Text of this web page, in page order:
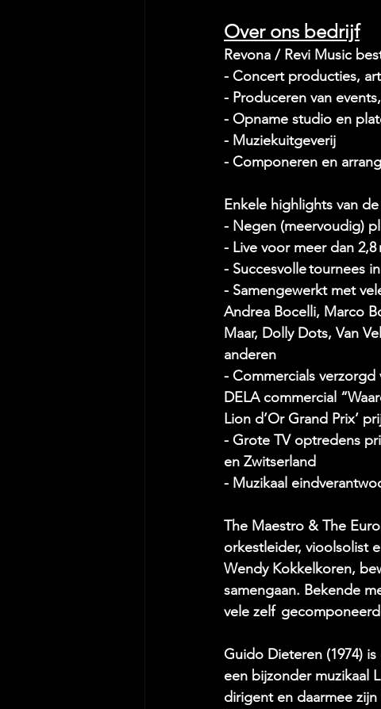
Over ons bedrijf
Revona / Revi Music
- Concert producties,
- Produceren van
- Opname studio en
- Muziekuitgeverij
- Componeren en
Enkele highlights van
- Negen (meervoudig)
- Live voor meer dan
- Succesvolle tournees
- Samengewerkt met
Andrea Bocelli, Marco
Maar, Dolly Dots, Van
anderen
- Commercials verzorgd
DELA commercial
Lion d’Or Grand Prix’
- Grote TV optredens
en Zwitserland
- Muzikaal
The Maestro & The
orkestleider, vioolsolist
Wendy Kokkelkoren,
samengaan. ​Bekende
vele zelf
Guido Dieteren (1974)
een bijzonder muzikaal
dirigent en daarmee